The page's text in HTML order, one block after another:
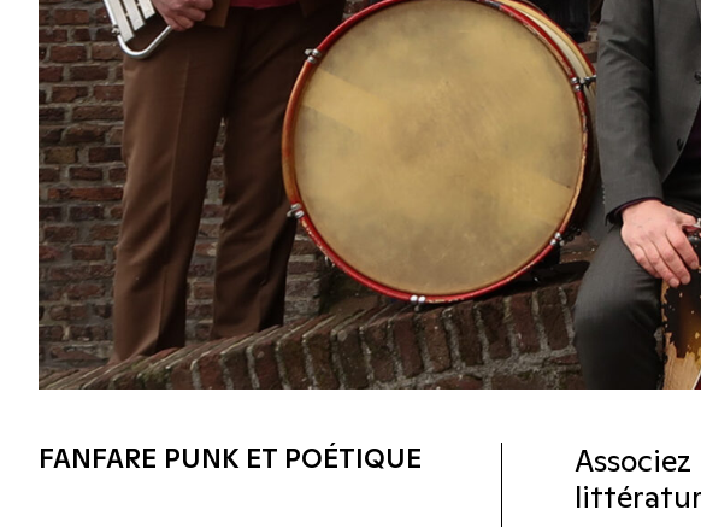
FANFARE PUNK ET POÉTIQUE